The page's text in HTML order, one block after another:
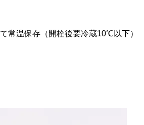
常温保存（開栓後要冷蔵10℃以下）